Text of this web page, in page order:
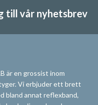
till vår nyhetsbrev
är en grossist inom
Vi erbjuder ett brett
bland annat reflexband,